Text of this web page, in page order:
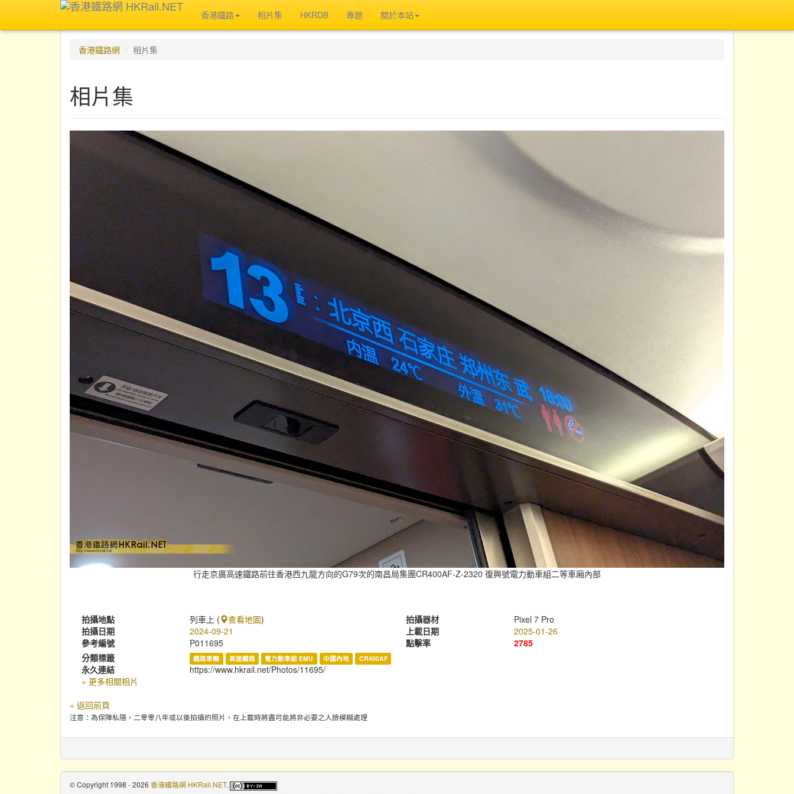
香港鐵路 相片集 HKRDB 專題 關於本站
香港鐵路網 相片集
相片集
行走京廣高速鐵路前往香港西九龍方向的G79次的南昌局集團CR400AF-Z-2320 復興號電力動車組二等車廂內部
拍攝地點 列車上 ( 查看地圖) 拍攝器材
Pixel 7 Pro
拍攝日期
2024-09-21 上載日期
2025-01-26
參考編號
P011695 點擊率
2785
分類標籤
鐵路車輛 高速鐵路 電力動車組 EMU 中國內地 CR400AF
永久連結
https://www.hkrail.net/Photos/11695/
» 更多相關相片
« 返回前頁
注意：為保障私隱，二零零八年或以後拍攝的照片，在上載時將盡可能將非必要之人臉模糊處理
© Copyright 1998 - 2026 香港鐵路網 HKRail.NET.